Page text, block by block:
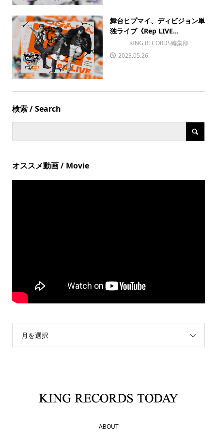
舞台ヒプマイ、ディビジョン単
独ライブ《Rep LIVE...
KING RECORDS編集部
2023.05.26
検索 / Search
オススメ動画 / Movie
月を選択
ABOUT